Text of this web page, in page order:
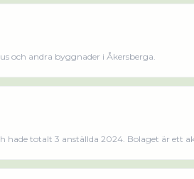
och andra byggnader i Åkersberga.
hade totalt 3 anställda 2024. Bolaget är ett